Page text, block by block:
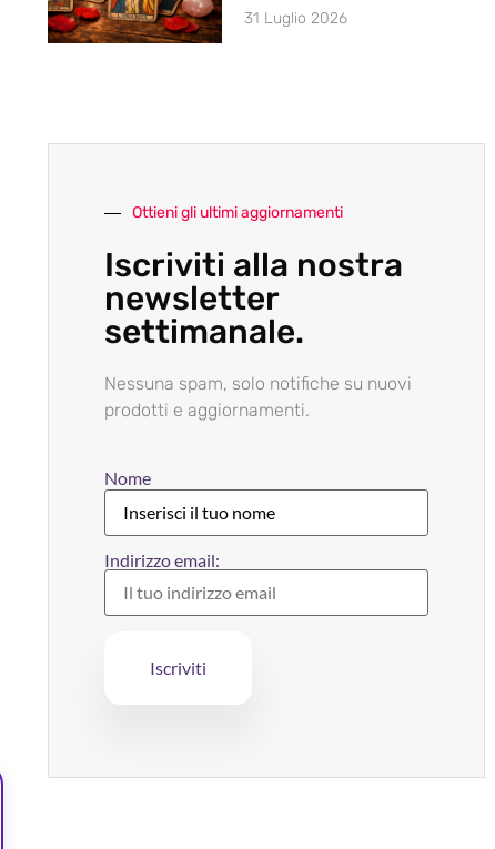
31 Luglio 2026
Ottieni gli ultimi aggiornamenti
Iscriviti alla nostra
newsletter
settimanale.
Nessuna spam, solo notifiche su nuovi
prodotti e aggiornamenti.
Nome
Indirizzo email: